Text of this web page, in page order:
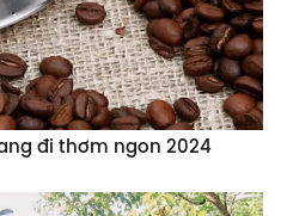
đi thơm ngon 2024